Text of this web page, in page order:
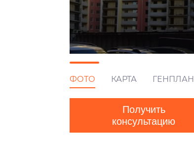
ФОТО КАРТА ГЕНПЛАН
Получить
консультацию